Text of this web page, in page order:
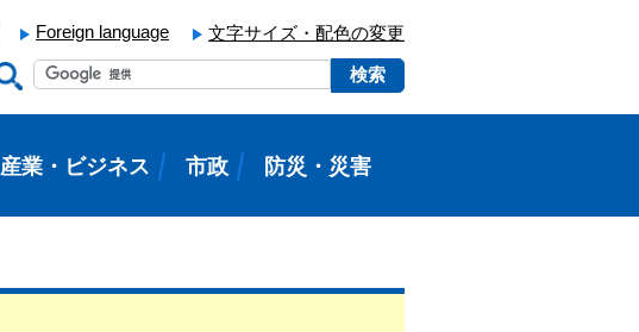
Foreign language 文字サイズ・配色の変更
産業・ビジネス 市政 防災・災害